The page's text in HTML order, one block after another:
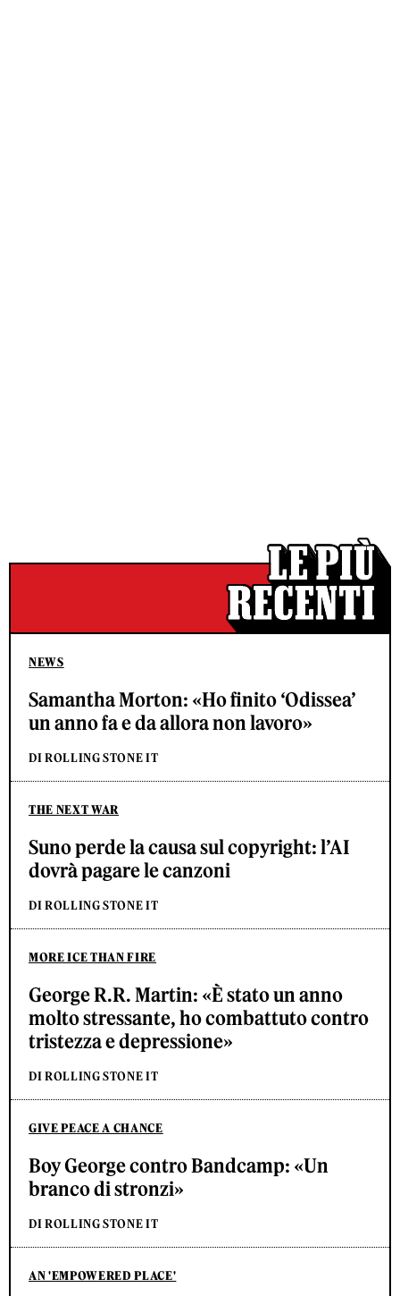
NEWS
Samantha Morton: «Ho finito ‘Odissea’
un anno fa e da allora non lavoro»
DI ROLLING STONE IT
THE NEXT WAR
Suno perde la causa sul copyright: l’AI
dovrà pagare le canzoni
DI ROLLING STONE IT
MORE ICE THAN FIRE
George R.R. Martin: «È stato un anno
molto stressante, ho combattuto contro
tristezza e depressione»
DI ROLLING STONE IT
GIVE PEACE A CHANCE
Boy George contro Bandcamp: «Un
branco di stronzi»
DI ROLLING STONE IT
AN 'EMPOWERED PLACE'